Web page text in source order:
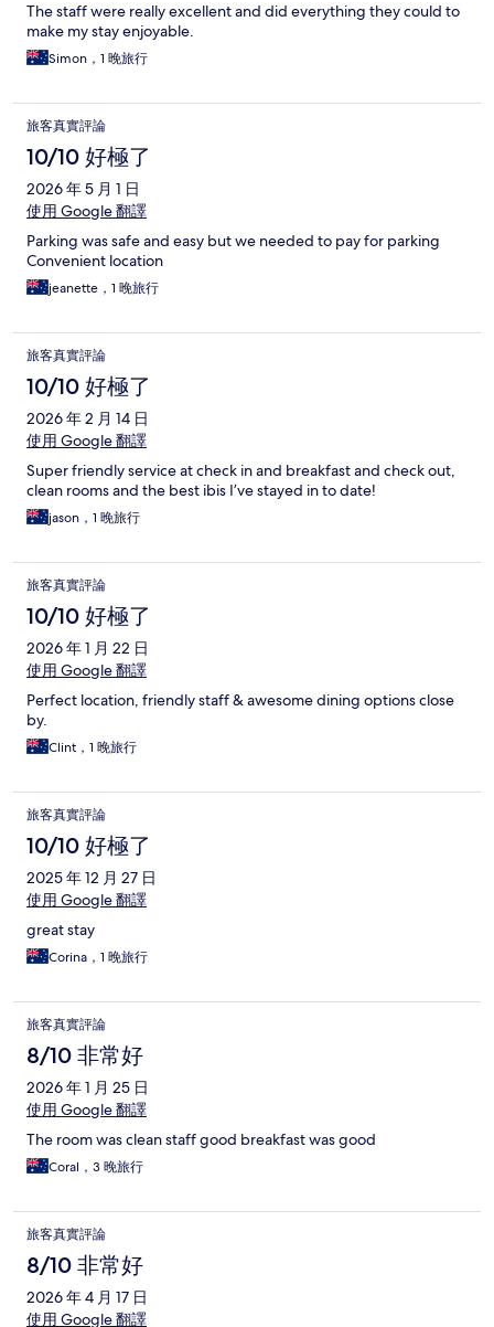
The staff were really excellent and did everything they could to
make my stay enjoyable.
Simon，1 晚旅行
旅客真實評論
10/10 好極了
2026 年 5 月 1 日
使用 Google 翻譯
Parking was safe and easy but we needed to pay for parking
Convenient location
jeanette，1 晚旅行
旅客真實評論
10/10 好極了
2026 年 2 月 14 日
使用 Google 翻譯
Super friendly service at check in and breakfast and check out,
clean rooms and the best ibis I’ve stayed in to date!
jason，1 晚旅行
旅客真實評論
10/10 好極了
2026 年 1 月 22 日
使用 Google 翻譯
Perfect location, friendly staff & awesome dining options close
by.
Clint，1 晚旅行
旅客真實評論
10/10 好極了
2025 年 12 月 27 日
使用 Google 翻譯
great stay
Corina，1 晚旅行
旅客真實評論
8/10 非常好
2026 年 1 月 25 日
使用 Google 翻譯
The room was clean staff good breakfast was good
Coral，3 晚旅行
旅客真實評論
8/10 非常好
2026 年 4 月 17 日
使用 Google 翻譯